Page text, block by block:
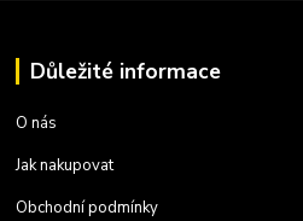
Důležité informace
O nás
Jak nakupovat
Obchodní podmínky